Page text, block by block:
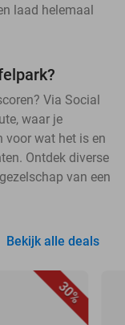
laad helemaal
Via Social
waar je
voor wat het is en
Ontdek diverse
van een
Bekijk alle deals
30%